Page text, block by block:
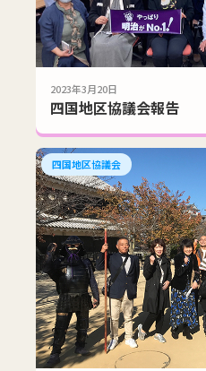
2023年3月20日
四国地区協議会報告
四国地区協議会